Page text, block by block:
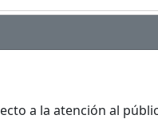
a la atención al